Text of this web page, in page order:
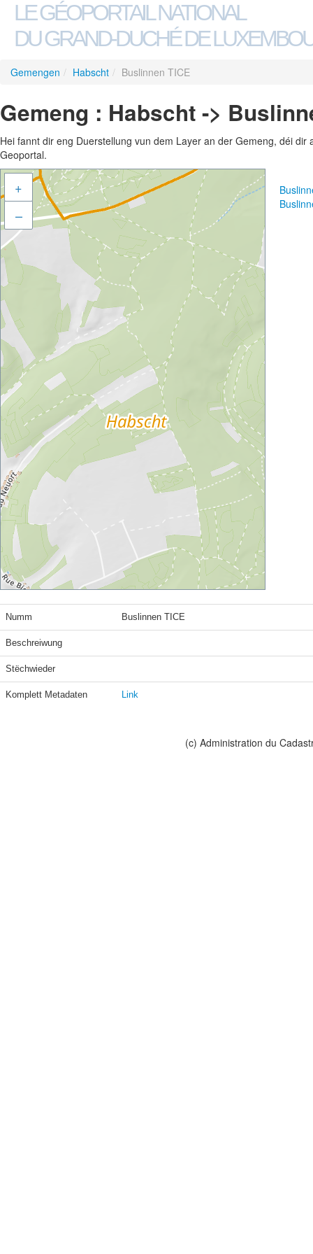
LE GÉOPORTAIL NATIONAL
DU GRAND-DUCHÉ DE
Gemengen / Habscht / Buslinnen TICE
Gemeng : Habscht ->
Hei fannt dir eng Duerstellung vun dem Layer an der Gemeng, déi
Geoportal.
+
–
Numm Buslinnen TICE
Beschreiwung
Stëchwieder
Komplett Metadaten Link
(c) Administration du